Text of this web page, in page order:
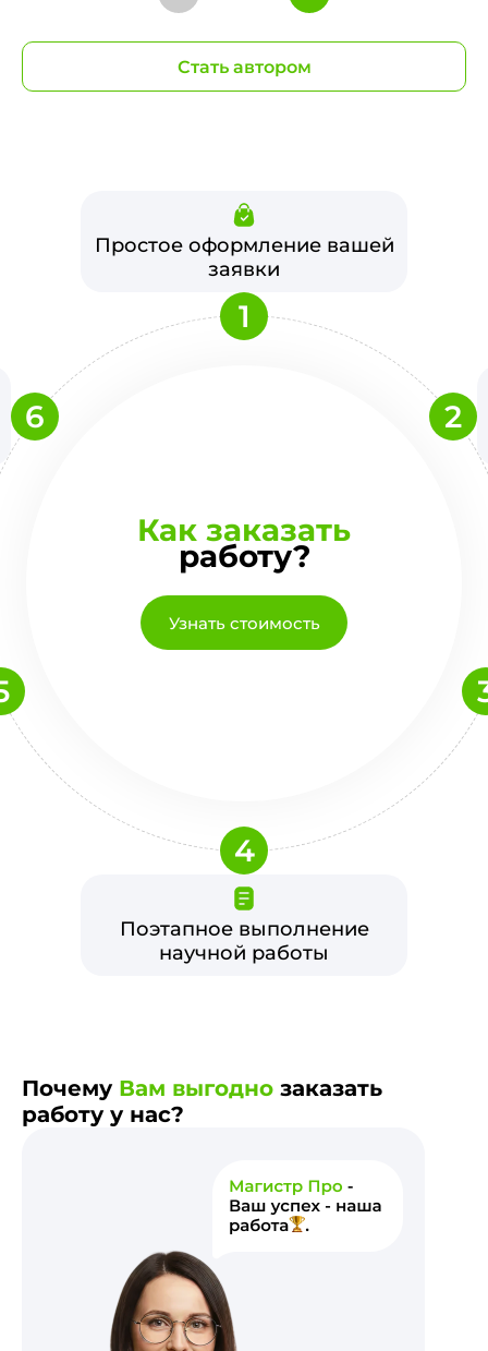
Стать автором
Как заказать
работу?
Узнать стоимость
Простое оформление вашей
заявки
1
2
Поэтапное выполнение
научной работы
4
6
Почему Вам выгодно заказать
работу у нас?